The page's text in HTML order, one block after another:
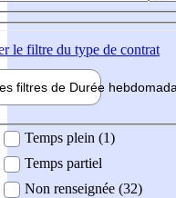
le filtre du type de contrat
filtres de Durée hebdo
Temps plein (1)
Temps partiel
Non renseignée (32)